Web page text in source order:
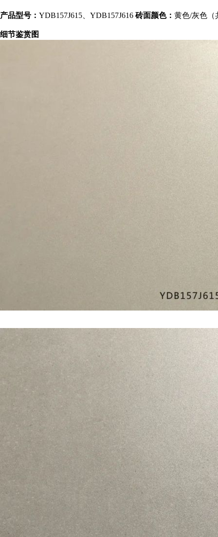
产品型号： YDB157J615、YDB157J616 砖面颜色： 黄色/灰色（
细节鉴赏图